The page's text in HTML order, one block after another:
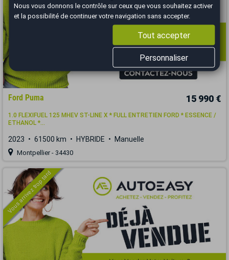
Ford Puma 15 990 €
1.0 FLEXIFUEL 125 MHEV ST-LINE X * FULL ENTRETIEN FORD * ESSENCE /
ETHANOL *...
2023 61500 km HYBRIDE Manuelle
Montpellier - 34430
Vous arrivez trop tard
Nous vous donnons le contrôle sur ceux que vous souhaitez activer
et la possibilité de continuer votre navigation sans accepter.
Tout accepter
Personnaliser